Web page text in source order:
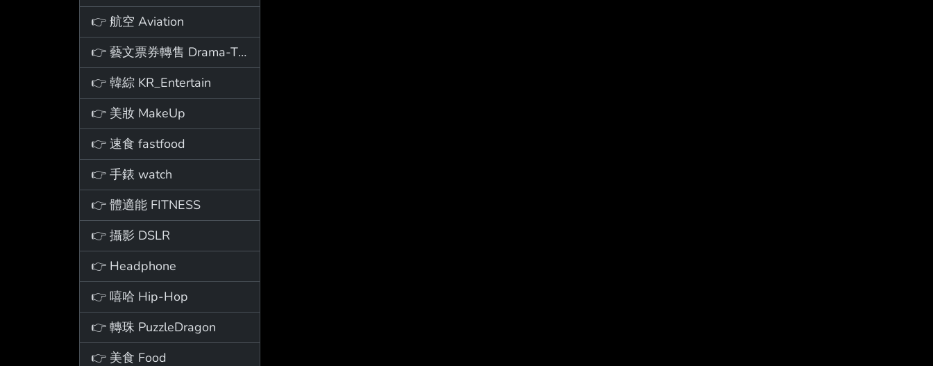
👉 航空 Aviation
👉 藝文票券轉售 Drama-Ticket
👉 韓綜 KR_Entertain
👉 美妝 MakeUp
👉 速食 fastfood
👉 手錶 watch
👉 體適能 FITNESS
👉 攝影 DSLR
👉 Headphone
👉 嘻哈 Hip-Hop
👉 轉珠 PuzzleDragon
👉 美食 Food